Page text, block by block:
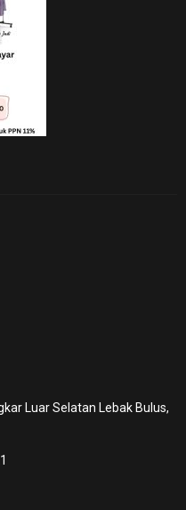
Luar Selatan Lebak Bulus,